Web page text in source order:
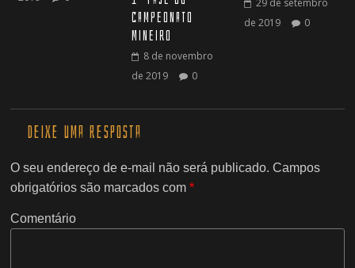
Campeonato
Mineiro
8 de novembro
de 2019
0
29 de setembro
de 2019
0
Deixe uma resposta
O seu endereço de e-mail não será publicado. Campos
obrigatórios são marcados com*
Comentário